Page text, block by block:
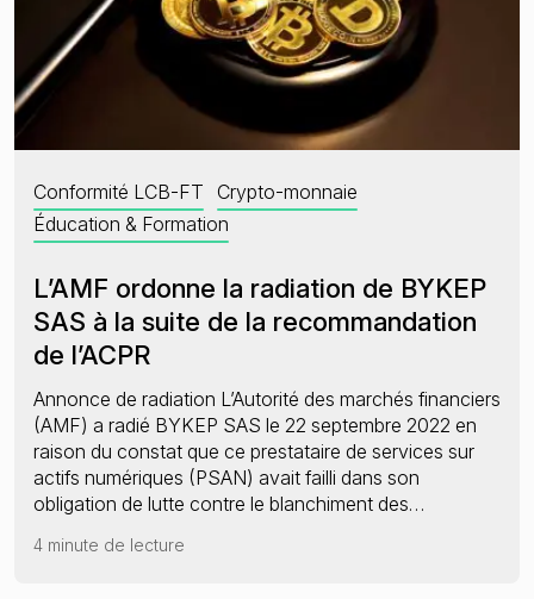
Conformité LCB-FT
Crypto-monnaie
Éducation & Formation
L’AMF ordonne la radiation de BYKEP
SAS à la suite de la recommandation
de l’ACPR
Annonce de radiation L’Autorité des marchés financiers
(AMF) a radié BYKEP SAS le 22 septembre 2022 en
raison du constat que ce prestataire de services sur
actifs numériques (PSAN) avait failli dans son
obligation de lutte contre le blanchiment des…
4 minute de lecture